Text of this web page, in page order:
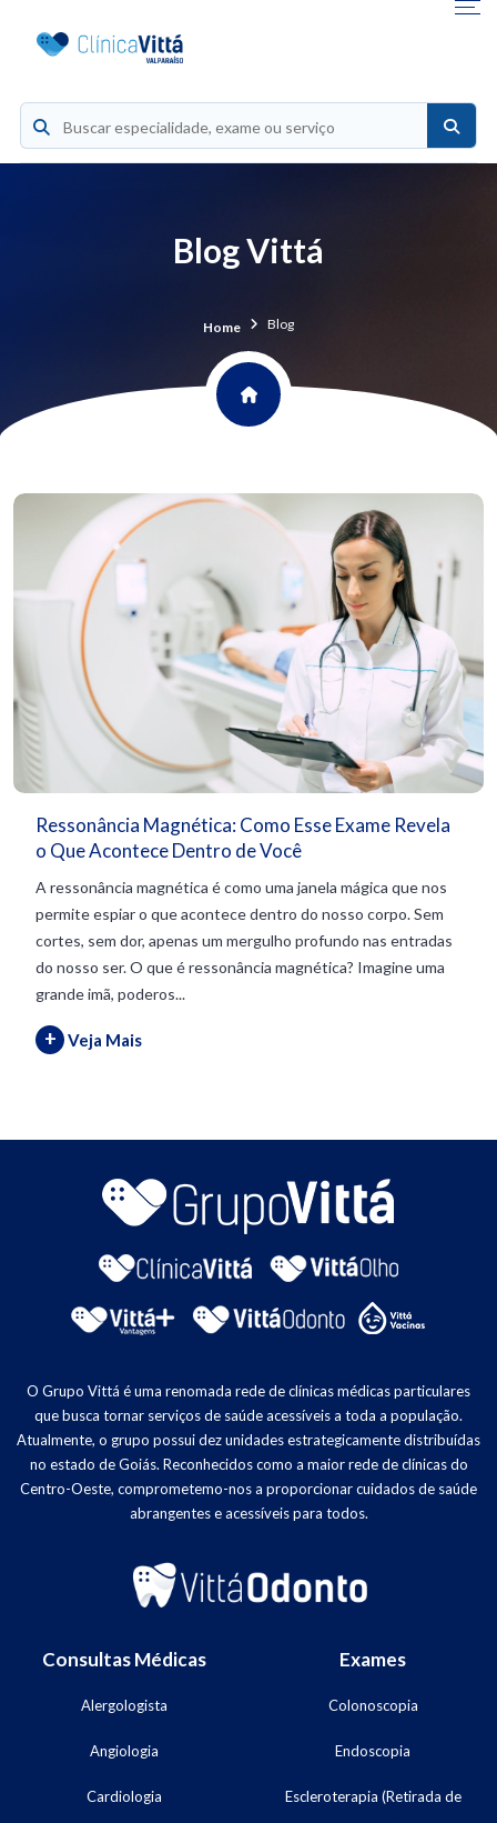
Blog Vittá
Home Blog
Ressonância Magnética: Como Esse Exame Revela
o Que Acontece Dentro de Você
A ressonância magnética é como uma janela mágica que nos
permite espiar o que acontece dentro do nosso corpo. Sem
cortes, sem dor, apenas um mergulho profundo nas entradas
do nosso ser. O que é ressonância magnética? Imagine uma
grande imã, poderos...
+ Veja Mais
O Grupo Vittá é uma renomada rede de clínicas médicas particulares
que busca tornar serviços de saúde acessíveis a toda a população.
Atualmente, o grupo possui dez unidades estrategicamente distribuídas
no estado de Goiás. Reconhecidos como a maior rede de clínicas do
Centro-Oeste, comprometemo-nos a proporcionar cuidados de saúde
abrangentes e acessíveis para todos.
Consultas Médicas
Alergologista
Angiologia
Cardiologia
Exames
Colonoscopia
Endoscopia
Escleroterapia (Retirada de